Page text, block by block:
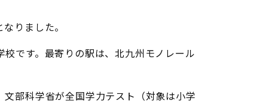
りました。
です。最寄りの駅は、北九州モノレール
部科学省が全国学力テスト（対象は小学